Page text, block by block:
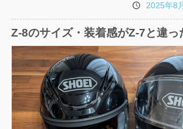
投
稿
日
2025年8
Z-8のサイズ・装着感がZ-7と違っ